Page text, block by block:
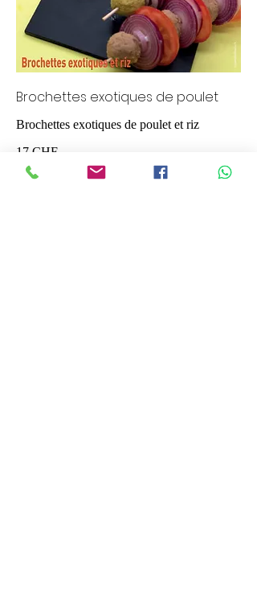
Brochettes exotiques de poulet
Brochettes exotiques de poulet et riz
17 CHF
Quantité